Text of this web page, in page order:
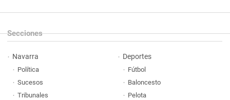
Secciones
Navarra
Política
Sucesos
Tribunales
Deportes
Fútbol
Baloncesto
Pelota